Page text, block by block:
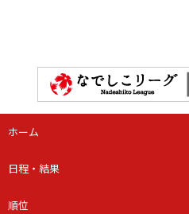
ホーム
日程・結果
順位